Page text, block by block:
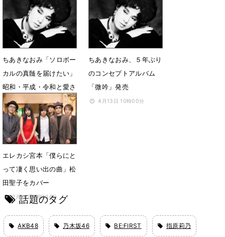
3月17日 12時00分
ちあきなおみ「ソロボー
カルの真髄を届けたい」
昭和・平成・令和と愛さ
れ続ける歌声の魅力とは
7月31日 11時00分
ちあきなおみ、５年ぶり
のコンセプトアルバム
「微吟」発売
4月13日 10時00分
エレカシ宮本「僕らにと
って凄く思い出の曲」松
田聖子をカバー
2月24日 16時36分
話題のタグ
AKB48 乃木坂46 BE:FIRST 指原莉乃